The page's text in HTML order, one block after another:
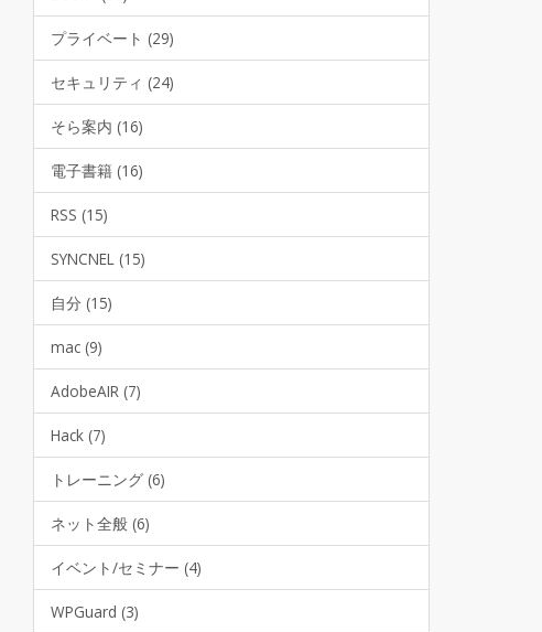
プライベート (29)
セキュリティ (24)
そら案内 (16)
電子書籍 (16)
RSS (15)
SYNCNEL (15)
自分 (15)
mac (9)
AdobeAIR (7)
Hack (7)
トレーニング (6)
ネット全般 (6)
イベント/セミナー (4)
WPGuard (3)